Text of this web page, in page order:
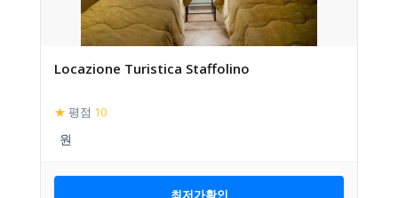
Locazione Turistica Staffolino
★ 평점 10
최저가확인